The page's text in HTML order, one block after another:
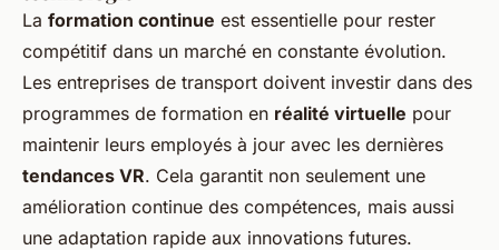
La formation continue est essentielle pour rester
compétitif dans un marché en constante évolution.
Les entreprises de transport doivent investir dans des
programmes de formation en réalité virtuelle pour
maintenir leurs employés à jour avec les dernières
tendances VR. Cela garantit non seulement une
amélioration continue des compétences, mais aussi
une adaptation rapide aux innovations futures.